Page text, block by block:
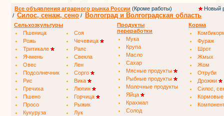
Все объявления аграрного рынка России (Кроме работы)
Новый
/ Силос, сенаж, сено / Волгоград и Волгоградская область
Сельхозкультуры
Пшеница
Соя
Рожь
Чечевица
Тритикале
Рапс
Ячмень
Свекла
Овес
Лен
Подсолнечник
Сорго
Рис
Вика
Гречиха
Люпин
Пшено
Горчица
Просо
Рыжик
Кукуруза
Лук
Продукты
переработки
Мука
Крупа
Масло
Сахар
Мясные продукты
Рыбные продукты
Молочные продукты
Яйца
Крахмал
Солод
Корма
Фураж
Шрот
Жмых
Жом
Отруби
Дрожжи
Силос,